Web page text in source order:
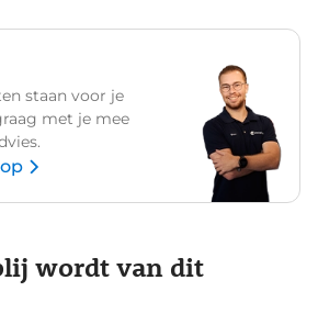
staan voor je
met je mee
wordt van dit